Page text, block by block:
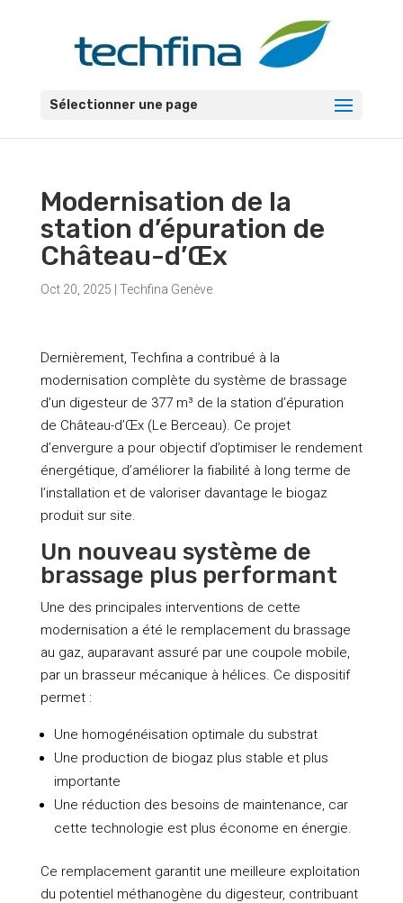
Sélectionner une page
Modernisation de la
station d’épuration de
Château-d’Œx
Oct 20, 2025 Techfina Genève
Dernièrement, Techfina a contribué à la
modernisation complète du système de brassage
d’un digesteur de 377 m³ de la station d’épuration
de Château-d’Œx (Le Berceau). Ce projet
d’envergure a pour objectif d’optimiser le rendement
énergétique, d’améliorer la fiabilité à long terme de
l’installation et de valoriser davantage le biogaz
produit sur site.
Un nouveau système de
brassage plus performant
Une des principales interventions de cette
modernisation a été le remplacement du brassage
au gaz, auparavant assuré par une coupole mobile,
par un brasseur mécanique à hélices. Ce dispositif
permet :
Une homogénéisation optimale du substrat
Une production de biogaz plus stable et plus
importante
Une réduction des besoins de maintenance, car
cette technologie est plus économe en énergie.
Ce remplacement garantit une meilleure exploitation
du potentiel méthanogène du digesteur, contribuant